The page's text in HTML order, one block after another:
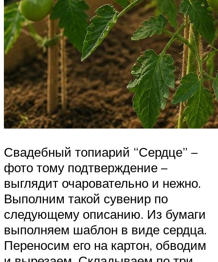
Свадебный топиарий “Сердце” –
фото тому подтверждение –
выглядит очаровательно и нежно.
Выполним такой сувенир по
следующему описанию. Из бумаги
выполняем шаблон в виде сердца.
Переносим его на картон, обводим